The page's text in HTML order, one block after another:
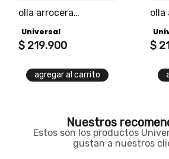
olla arrocera
aluminio color negro
marca universal
Universal
$ 219.900
agregar al carrito
olla
$
Nuestros
Estos son los productos
gustan a nuestros